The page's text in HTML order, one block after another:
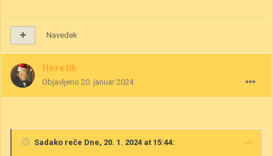
Navedek
Heretik
Objavljeno 20. januar 2024
Sadako reče Dne, 20. 1. 2024 at 15:44: